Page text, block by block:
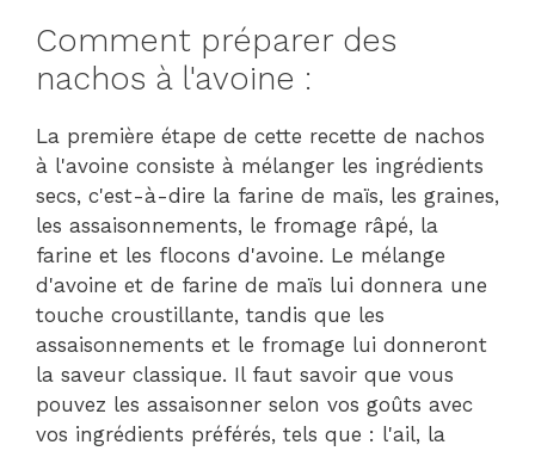
Comment préparer des
nachos à l'avoine :
La première étape de cette recette de nachos
à l'avoine consiste à mélanger les ingrédients
secs, c'est-à-dire la farine de maïs, les graines,
les assaisonnements, le fromage râpé, la
farine et les flocons d'avoine. Le mélange
d'avoine et de farine de maïs lui donnera une
touche croustillante, tandis que les
assaisonnements et le fromage lui donneront
la saveur classique. Il faut savoir que vous
pouvez les assaisonner selon vos goûts avec
vos ingrédients préférés, tels que : l'ail, la